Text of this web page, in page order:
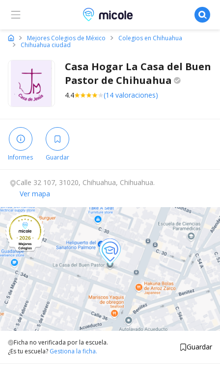
Micole, buscador de colegios
Mejores Colegios de México
Colegios en Chihuahua
Chihuahua ciudad
Casa Hogar La Casa del Buen
Pastor de Chihuahua
4.4 (14 valoraciones)
Informes Guardar
Calle 32 107, 31020, Chihuahua, Chihuahua.
Ver mapa
Ficha no verificada por la escuela.
¿Es tu escuela? Gestiona la ficha. Guardar